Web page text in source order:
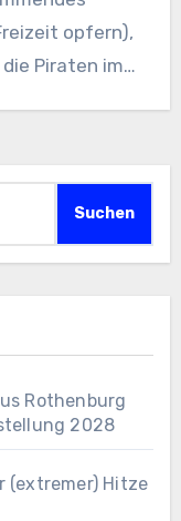
opfern),
die Piraten im
Rothenburg
2028
(extremer) Hitze